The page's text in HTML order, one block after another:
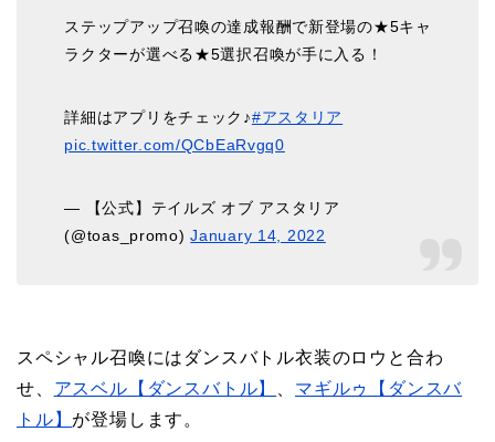
ステップアップ召喚の達成報酬で新登場の★5キャ
ラクターが選べる★5選択召喚が手に入る！
詳細はアプリをチェック♪#アスタリア
pic.twitter.com/QCbEaRvgq0
— 【公式】テイルズ オブ アスタリア
(@toas_promo)January 14, 2022
スペシャル召喚にはダンスバトル衣装のロウと合わ
せ、 アスベル【ダンスバトル】
マギルゥ【ダンスバ
トル】 が登場します。